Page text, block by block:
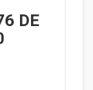
DE